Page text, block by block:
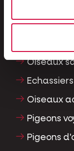
Pour
Oiseaux
Oiseaux
Oiseaux
Pigeons
Pigeons